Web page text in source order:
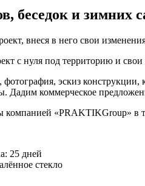
беседок и зимних
внеся в него свои
с нуля под территорию и
фотография, эскиз
Дадим коммерческое
«PRAKTIKGroup» в
25 дней
стекло